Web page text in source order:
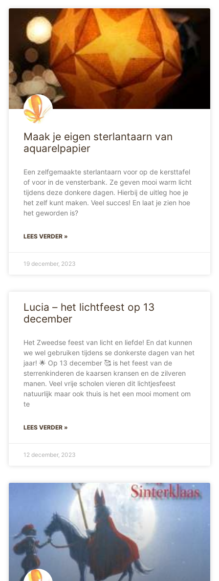
Maak je eigen sterlantaarn van
aquarelpapier
Een zelfgemaakte sterlantaarn voor op de kersttafel
of voor in de vensterbank. Ze geven mooi warm licht
tijdens deze donkere dagen. Hierbij de uitleg hoe je
het zelf kunt maken. Veel succes! En laat je zien hoe
het geworden is?
LEES VERDER »
19 december, 2023
Lucia – het lichtfeest op 13
december
Het Zweedse feest van licht en liefde! En dat kunnen
we wel gebruiken tijdens se donkerste dagen van het
jaar! 🌟 Op 13 december 🥰 is het feest van de
sterrenkinderen de kaarsen kransen en de zilveren
manen. Veel vrije scholen vieren dit lichtjesfeest
natuurlijk maar ook thuis is het een mooi moment om
te
LEES VERDER »
12 december, 2023